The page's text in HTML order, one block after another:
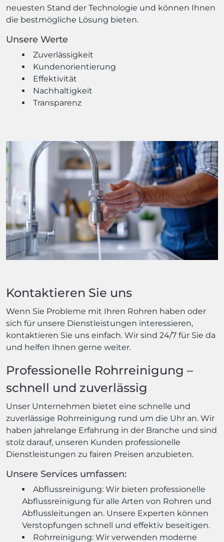
neuesten Stand der Technologie und können Ihnen
die bestmögliche Lösung bieten.
Unsere Werte
Zuverlässigkeit
Kundenorientierung
Effektivität
Nachhaltigkeit
Transparenz
Kontaktieren Sie uns
Wenn Sie Probleme mit Ihren Rohren haben oder
sich für unsere Dienstleistungen interessieren,
kontaktieren Sie uns einfach. Wir sind 24/7 für Sie da
und helfen Ihnen gerne weiter.
Professionelle Rohrreinigung –
schnell und zuverlässig
Unser Unternehmen bietet eine schnelle und
zuverlässige Rohrreinigung rund um die Uhr an. Wir
haben jahrelange Erfahrung in der Branche und sind
stolz darauf, unseren Kunden professionelle
Dienstleistungen zu fairen Preisen anzubieten.
Unsere Services umfassen:
Abflussreinigung: Wir bieten professionelle
Abflussreinigung für alle Arten von Rohren und
Abflussleitungen an. Unsere Experten können
Verstopfungen schnell und effektiv beseitigen.
Rohrreinigung: Wir verwenden moderne